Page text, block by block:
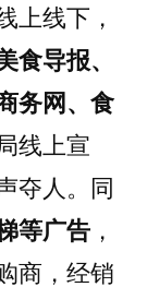
上线下，
食导报、
务网、食
线上宣
夺人。同
等广告 ，
商，经销